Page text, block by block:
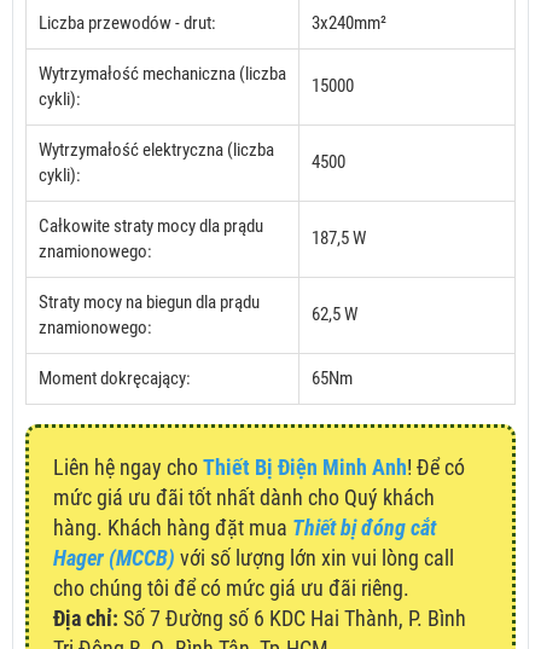
Liczba przewodów - drut: 3x240mm²
Wytrzymałość mechaniczna (liczba
cykli):
15000
Wytrzymałość elektryczna (liczba
cykli):
4500
Całkowite straty mocy dla prądu
znamionowego:
187,5 W
Straty mocy na biegun dla prądu
znamionowego:
62,5 W
Moment dokręcający: 65Nm
Liên hệ ngay choThiết Bị Điện Minh Anh! Để có
mức giá ưu đãi tốt nhất dành cho Quý khách
hàng. Khách hàng đặt mua Thiết bị đóng cắt
Hager (MCCB) với số lượng lớn xin vui lòng call
cho chúng tôi để có mức giá ưu đãi riêng.
Địa chỉ: Số 7 Đường số 6 KDC Hai Thành, P. Bình